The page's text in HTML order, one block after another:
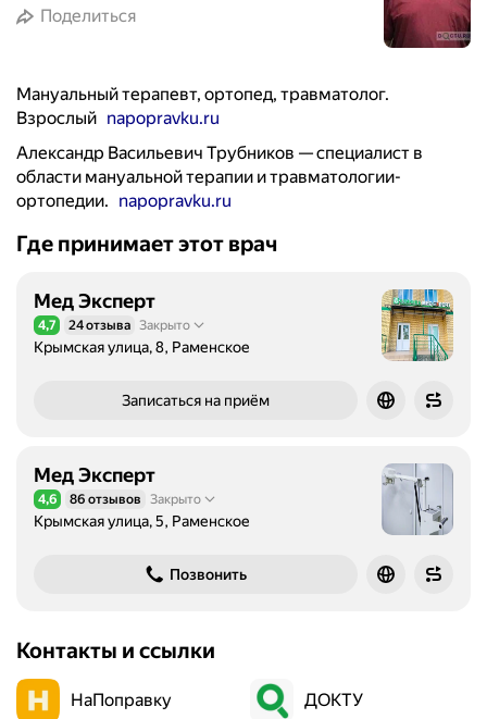
Поделиться
Мануальный терапевт, ортопед, травматолог.
Взрослый napopravku.ru
Александр Васильевич Трубников — специалист в
области мануальной терапии и травматологии-
ортопедии. napopravku.ru
Где принимает этот врач
Мед Эксперт
Рейтинг 4,7 из 5
4,7 24 отзыва Закрыто
Крымская улица, 8, Раменское
Записаться на приём
Мед Эксперт
Рейтинг 4,6 из 5
4,6 86 отзывов Закрыто
Крымская улица, 5, Раменское
Позвонить
Контакты и ссылки
НаПоправку ДОКТУ